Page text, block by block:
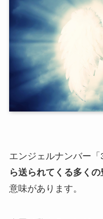
エンジェルナンバー「
ら送られてくる多くの
意味があります。